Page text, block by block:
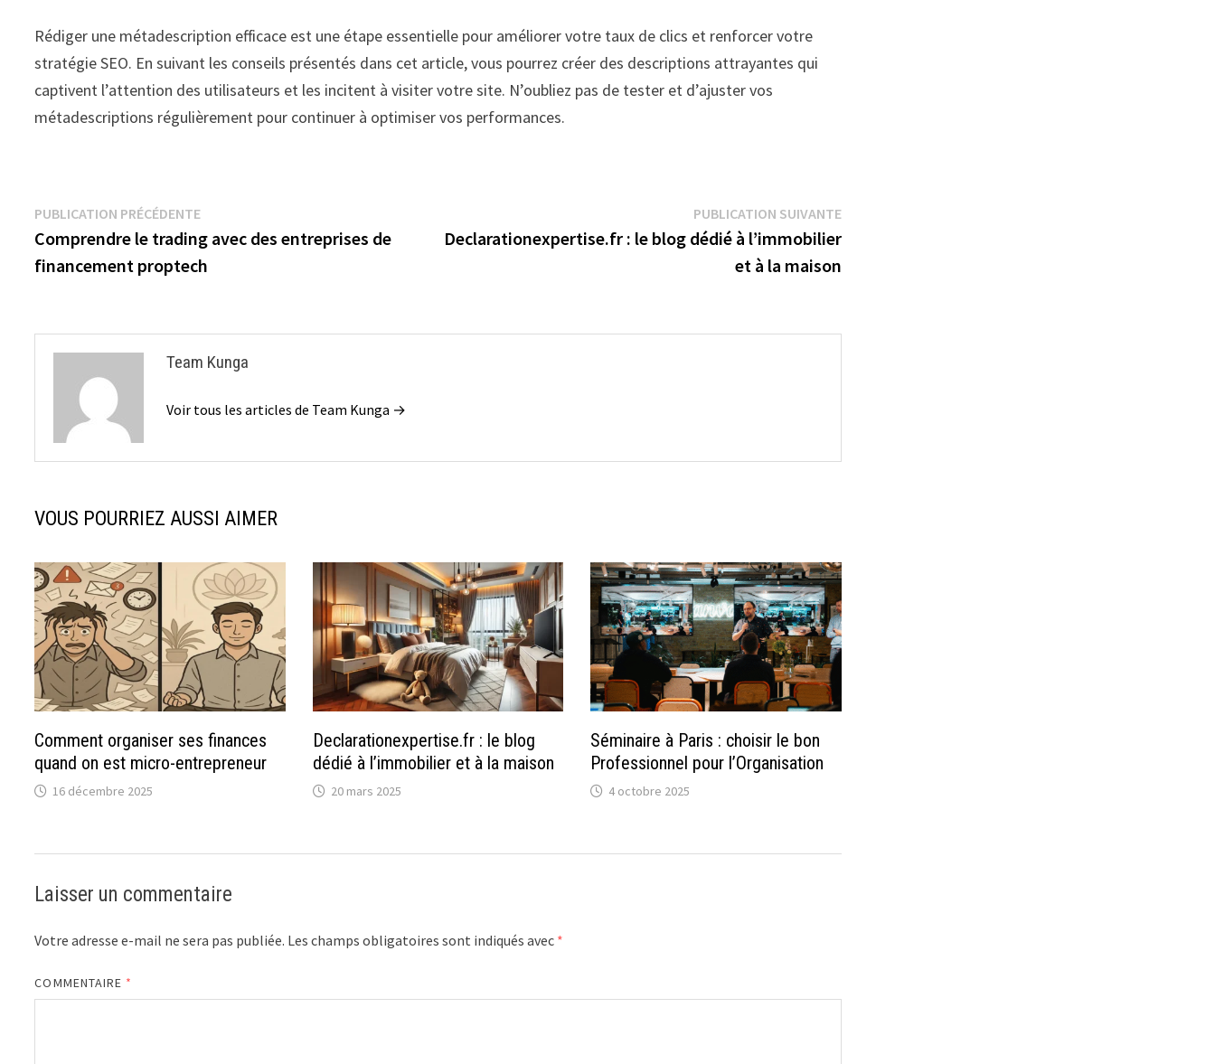
Rédiger une métadescription efficace est une étape essentielle pour améliorer votre taux de clics et renforcer votre
stratégie SEO. En suivant les conseils présentés dans cet article, vous pourrez créer des descriptions attrayantes qui
captivent l’attention des utilisateurs et les incitent à visiter votre site. N’oubliez pas de tester et d’ajuster vos
métadescriptions régulièrement pour continuer à optimiser vos performances.
Navigation
de
PUBLICATION PRÉCÉDENTEPublication
précédente :
Comprendre le trading avec des entreprises de
financement proptech
PUBLICATION SUIVANTEPublication
suivante :
Declarationexpertise.fr : le blog dédié à l’immobilier
et à la maison
Team Kunga
Voir tous les articles de Team Kunga →
VOUS POURRIEZ AUSSI AIMER
Comment organiser ses finances
quand on est micro-entrepreneur
16 décembre 2025
Declarationexpertise.fr : le blog
dédié à l’immobilier et à la maison
20 mars 2025
Séminaire à Paris : choisir le bon
Professionnel pour l’Organisation
4 octobre 2025
Laisser un commentaire
Votre adresse e-mail ne sera pas publiée. Les champs obligatoires sont indiqués avec *
COMMENTAIRE *